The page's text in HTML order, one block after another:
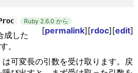
Ruby 2.6.0 から
[permalink][rdoc][edit]
成した
。
可変長の引数を受け取ります。戻